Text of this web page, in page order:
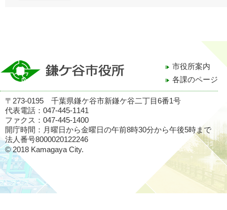
市役所案内
各課のページ
〒273-0195 千葉県鎌ケ谷市新鎌ケ谷二丁目6番1号
代表電話：047-445-1141
ファクス：047-445-1400
開庁時間：月曜日から金曜日の午前8時30分から午後5時まで
法人番号8000020122246
© 2018 Kamagaya City.